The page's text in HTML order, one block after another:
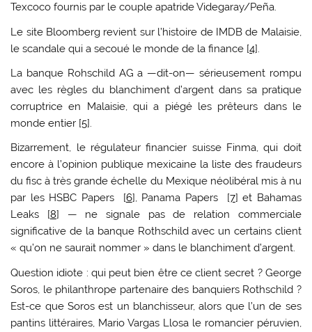
Texcoco fournis par le couple apatride Videgaray/Peña.
Le site Bloomberg revient sur l’histoire de IMDB de Malaisie,
le scandale qui a secoué le monde de la finance [4].
La banque Rohschild AG a —dit-on— sérieusement rompu
avec les règles du blanchiment d’argent dans sa pratique
corruptrice en Malaisie, qui a piégé les prêteurs dans le
monde entier [5].
Bizarrement, le régulateur financier suisse Finma, qui doit
encore à l’opinion publique mexicaine la liste des fraudeurs
du fisc à très grande échelle du Mexique néolibéral mis à nu
par les HSBC Papers [6], Panama Papers [7] et Bahamas
Leaks [8] — ne signale pas de relation commerciale
significative de la banque Rothschild avec un certains client
« qu’on ne saurait nommer » dans le blanchiment d’argent.
Question idiote : qui peut bien être ce client secret ? George
Soros, le philanthrope partenaire des banquiers Rothschild ?
Est-ce que Soros est un blanchisseur, alors que l’un de ses
pantins littéraires, Mario Vargas Llosa le romancier péruvien,